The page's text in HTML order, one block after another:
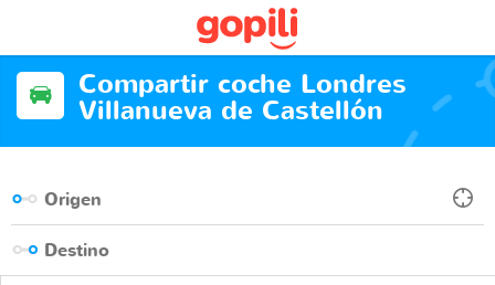
Compartir coche Londres
Villanueva de Castellón